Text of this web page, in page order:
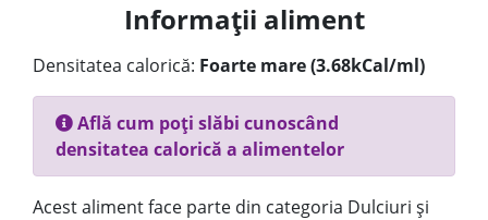
Informații aliment
Densitatea calorică: Foarte mare (3.68kCal/ml)
Află cum poți slăbi cunoscând
densitatea calorică a alimentelor
Acest aliment face parte din categoria Dulciuri și